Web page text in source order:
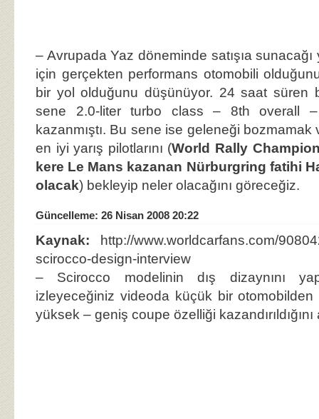
– Avrupada Yaz döneminde satışıa
için gerçekten performans otomobili
bir yol olduğunu düşünüyor. 24 saat süren
sene 2.0-liter turbo class – 8th overall
kazanmıştı. Bu sene ise geleneği bozmamak
en iyi yarış pilotlarını (World Rally
kere Le Mans kazanan Nürburgring fatihi
olacak) bekleyip neler olacağını göreceğiz.
Güncelleme: 26 Nisan 2008 20:22
Kaynak: http://www.worldcarfans.com/
scirocco-design-interview
– Scirocco modelinin dış dizaynını
izleyeceğiniz videoda küçük bir otomobilden
yüksek – geniş coupe özelliği kazandırıldığını